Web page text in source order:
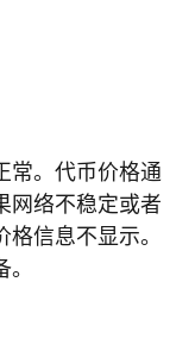
常。代币价格通
网络不稳定或者
信息不显示。